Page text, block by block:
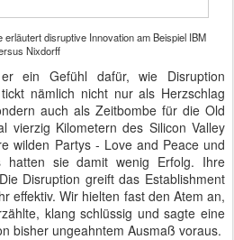
disruptive Innovation am Beispiel IBM
Nixdorff
ein Gefühl dafür, wie Disruption
nämlich nicht nur als Herzschlag
auch als Zeitbombe für die Old
vierzig Kilometern des Silicon Valley
wilden Partys - Love and Peace und
hatten sie damit wenig Erfolg. Ihre
Disruption greift das Establishment
effektiv. Wir hielten fast den Atem an,
klang schlüssig und sagte eine
bisher ungeahntem Ausmaß voraus.